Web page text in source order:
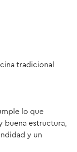
tradicional
lo que
buena estructura,
y un